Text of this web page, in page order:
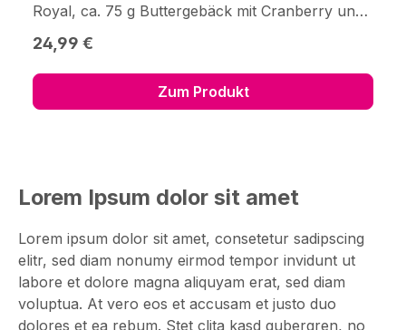
Royal, ca. 75 g Buttergebäck mit Cranberry und
bruchsicheren Karton.Alkoholgehalt: 10,5
%Importeur: Bernard-Massard Sektkellerei
GmbH, Ottostraße 4, 54294 TrierHinweis: Wein
des Jugendschutzes verkaufen und geben wir
Alkohol ausschließlich an Personen über 18
Regulärer Preis:
24,99 €
Zum Produkt
Lorem Ipsum dolor sit amet
Lorem ipsum dolor sit amet, consetetur sadipscing
elitr, sed diam nonumy eirmod tempor invidunt ut
labore et dolore magna aliquyam erat, sed diam
voluptua. At vero eos et accusam et justo duo
dolores et ea rebum. Stet clita kasd gubergren, no